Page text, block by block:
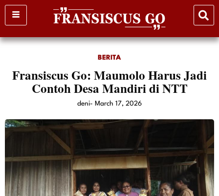
Skip
to
BERITA
Fransiscus Go: Maumolo Harus Jadi
Contoh Desa Mandiri di NTT
deni- March 17, 2026